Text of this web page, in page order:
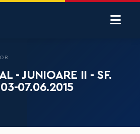
- JUNIOARE II - SF.
07.06.2015